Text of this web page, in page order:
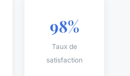
98%
Taux de
satisfaction